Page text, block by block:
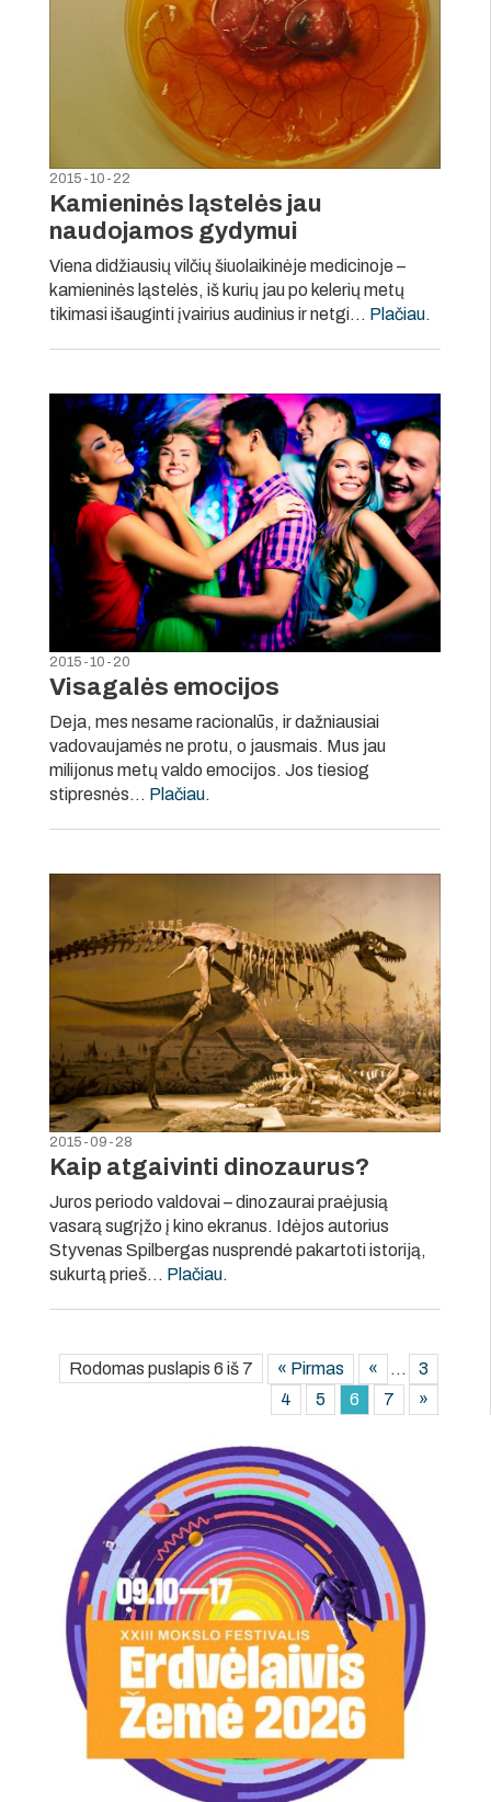
2015-10-22
Kamieninės ląstelės jau
naudojamos gydymui
Viena didžiausių vilčių šiuolaikinėje medicinoje –
kamieninės ląstelės, iš kurių jau po kelerių metų
tikimasi išauginti įvairius audinius ir netgi… Plačiau.
2015-10-20
Visagalės emocijos
Deja, mes nesame racionalūs, ir dažniausiai
vadovaujamės ne protu, o jausmais. Mus jau
milijonus metų valdo emocijos. Jos tiesiog
stipresnės… Plačiau.
2015-09-28
Kaip atgaivinti dinozaurus?
Juros periodo valdovai – dinozaurai praėjusią
vasarą sugrįžo į kino ekranus. Idėjos autorius
Styvenas Spilbergas nusprendė pakartoti istoriją,
sukurtą prieš… Plačiau.
Rodomas puslapis 6 iš 7 « Pirmas « ...
3
4
5 6 7 »